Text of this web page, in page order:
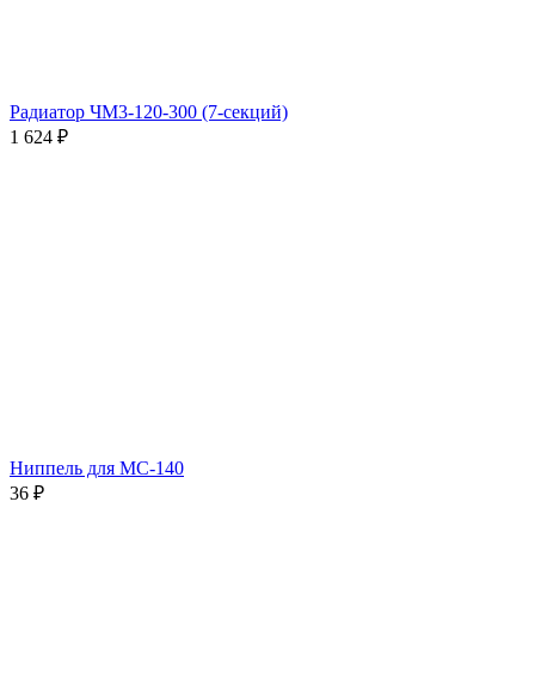
Радиатор ЧМ3-120-300 (7-секций)
1 624 ₽
Ниппель для МС-140
36 ₽